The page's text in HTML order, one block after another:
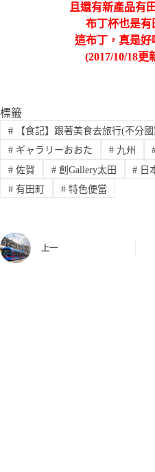
且還有新產品有
布丁杯也是有
這布丁，真是好
(2017/10/18更
標籤
#【食記】跟著美食去旅行(不分國
#ギャラリーおおた #九州
#佐賀 #創Gallery太田 # 日
#有田町 #特色便當
上一